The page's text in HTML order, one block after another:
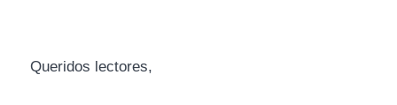
Queridos lectores,